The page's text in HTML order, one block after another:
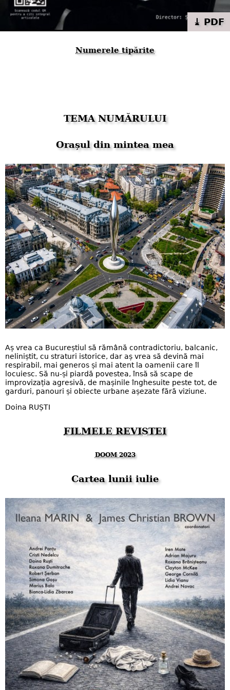
⤓ PDF
Numerele tipărite
TEMA NUMĂRULUI
Orașul din mintea mea
Aș vrea ca Bucureștiul să rămână contradictoriu, balcanic,
neliniștit, cu straturi istorice, dar aș vrea să devină mai
respirabil, mai generos și mai atent la oamenii care îl
locuiesc. Să nu-și piardă povestea, însă să scape de
improvizația agresivă, de mașinile înghesuite peste tot, de
garduri, panouri și obiecte urbane așezate fără viziune.
Doina RUȘTI
FILMELE REVISTEI
DOOM 2023
Cartea lunii iulie